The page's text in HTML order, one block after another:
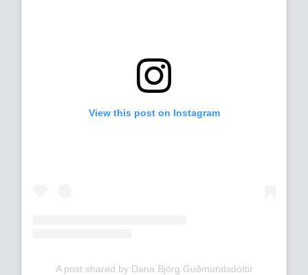
View this post on Instagram
A post shared by Dana Björg Guðmundsdòttir